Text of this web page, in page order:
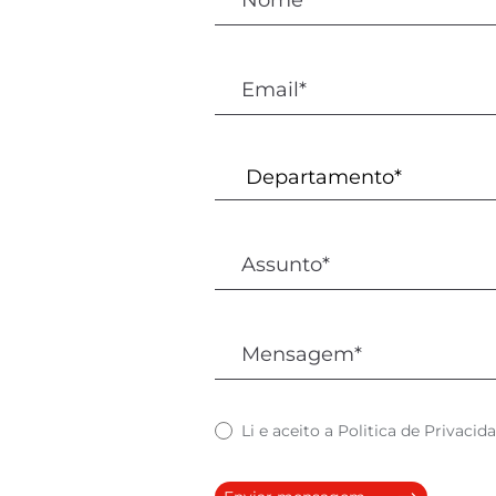
Li e aceito a Politica de